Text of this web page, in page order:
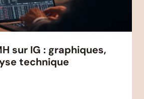
sur IG : graphiques,
technique